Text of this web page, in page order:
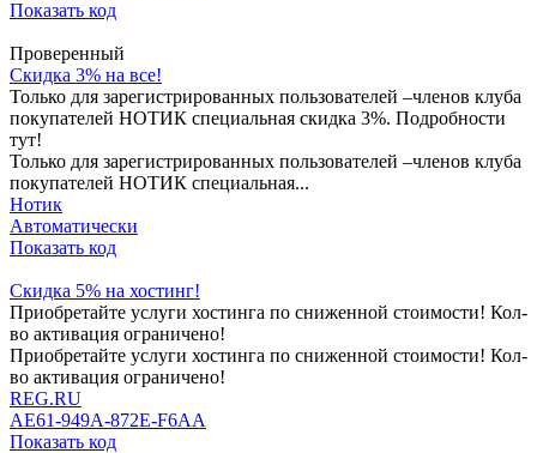
Показать код
Проверенный
Скидка 3% на все!
Только для зарегистрированных пользователей –членов клуба
покупателей НОТИК специальная скидка 3%. Подробности
тут!
Только для зарегистрированных пользователей –членов клуба
покупателей НОТИК специальная...
Нотик
Автоматически
Показать код
Скидка 5% на хостинг!
Приобретайте услуги хостинга по сниженной стоимости! Кол-
во активация ограничено!
Приобретайте услуги хостинга по сниженной стоимости! Кол-
во активация ограничено!
REG.RU
AE61-949A-872E-F6AA
Показать код